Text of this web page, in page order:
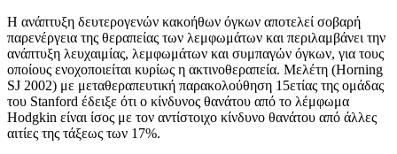
Η ανάπτυξη δευτερογενών κακοήθων όγκων αποτελεί σοβαρή
παρενέργεια της θεραπείας των λεμφωμάτων και περιλαμβάνει την
ανάπτυξη λευχαιμίας, λεμφωμάτων και συμπαγών όγκων, για τους
οποίους ενοχοποιείται κυρίως η ακτινοθεραπεία. Μελέτη (Horning
SJ 2002) με μεταθεραπευτική παρακολούθηση 15ετίας της ομάδας
του Stanford έδειξε ότι ο κίνδυνος θανάτου από το λέμφωμα
Hodgkin είναι ίσος με τον αντίστοιχο κίνδυνο θανάτου από άλλες
αιτίες της τάξεως των 17%.